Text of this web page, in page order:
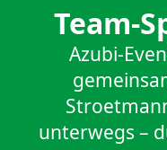
Team-
Azubi-
unterwegs –